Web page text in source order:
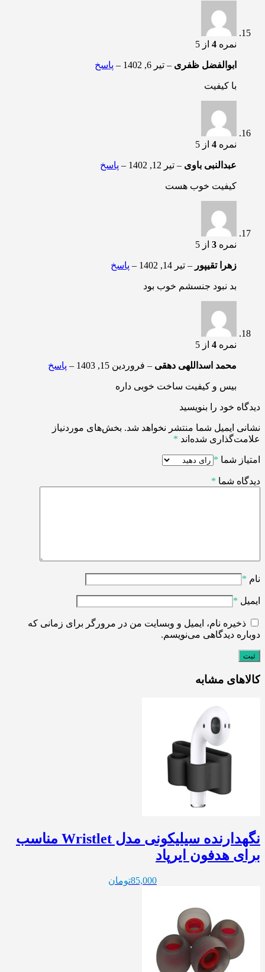
نمره 4 از 5
ابوالفضل ظفری – تیر 6, 1402 – پاسخ
با کیفیت
نمره 4 از 5
عبدالنبی باوی – تیر 12, 1402 – پاسخ
کیفیت خوب هست
نمره 3 از 5
زهرا تقیپور – تیر 14, 1402 – پاسخ
بد نبود جنسشم خوب بود
نمره 4 از 5
محمد اسداللهی دهقی – فروردین 15, 1403 – پاسخ
بیس و کیفیت ساخت خوبی داره
دیدگاه خود را بنویسید
نشانی ایمیل شما منتشر نخواهد شد. بخش‌های موردنیاز
علامت‌گذاری شده‌اند *
امتیاز شما *
دیدگاه شما *
نام *
ایمیل *
ذخیره نام، ایمیل و وبسایت من در مرورگر برای زمانی که
دوباره دیدگاهی می‌نویسم.
کالاهای مشابه
نگهدارنده سیلیکونی مدل Wristlet مناسب
برای هدفون ایرپاد
85,000تومان